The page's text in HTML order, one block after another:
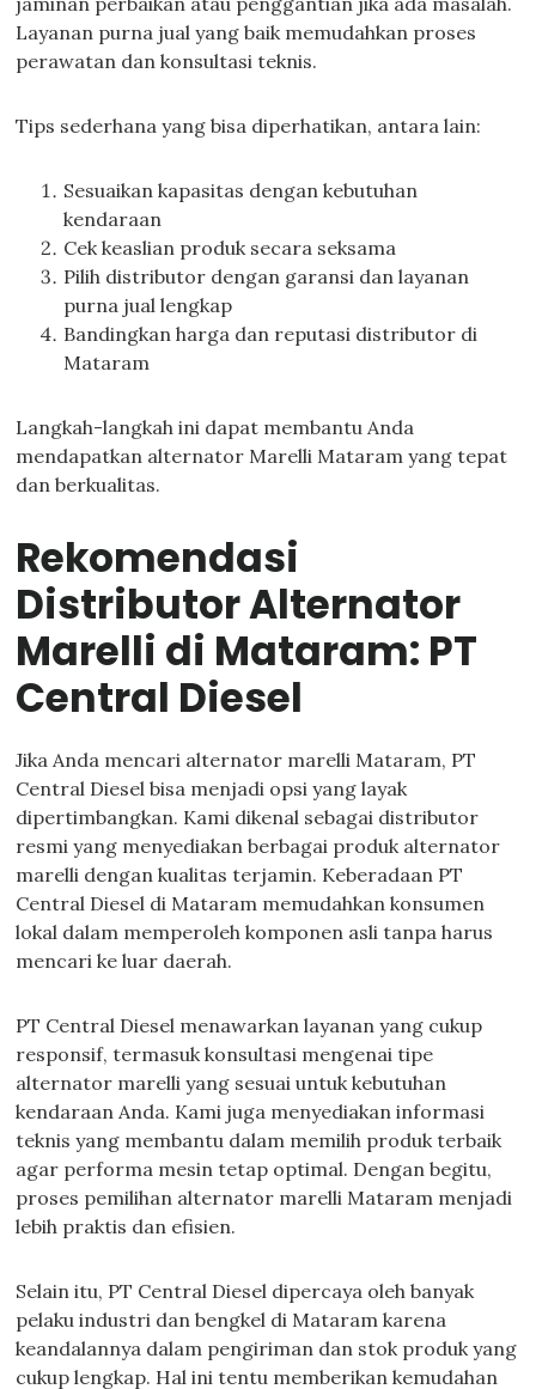
Layanan purna jual yang baik memudahkan proses
perawatan dan konsultasi teknis.
Tips sederhana yang bisa diperhatikan, antara lain:
Sesuaikan kapasitas dengan kebutuhan
kendaraan
Cek keaslian produk secara seksama
Pilih distributor dengan garansi dan layanan
purna jual lengkap
Bandingkan harga dan reputasi distributor di
Mataram
Langkah-langkah ini dapat membantu Anda
mendapatkan alternator Marelli Mataram yang tepat
dan berkualitas.
Rekomendasi
Distributor Alternator
Marelli di Mataram: PT
Central Diesel
Jika Anda mencari alternator marelli Mataram, PT
Central Diesel bisa menjadi opsi yang layak
dipertimbangkan. Kami dikenal sebagai distributor
resmi yang menyediakan berbagai produk alternator
marelli dengan kualitas terjamin. Keberadaan PT
Central Diesel di Mataram memudahkan konsumen
lokal dalam memperoleh komponen asli tanpa harus
mencari ke luar daerah.
PT Central Diesel menawarkan layanan yang cukup
responsif, termasuk konsultasi mengenai tipe
alternator marelli yang sesuai untuk kebutuhan
kendaraan Anda. Kami juga menyediakan informasi
teknis yang membantu dalam memilih produk terbaik
agar performa mesin tetap optimal. Dengan begitu,
proses pemilihan alternator marelli Mataram menjadi
lebih praktis dan efisien.
Selain itu, PT Central Diesel dipercaya oleh banyak
pelaku industri dan bengkel di Mataram karena
keandalannya dalam pengiriman dan stok produk yang
cukup lengkap. Hal ini tentu memberikan kemudahan